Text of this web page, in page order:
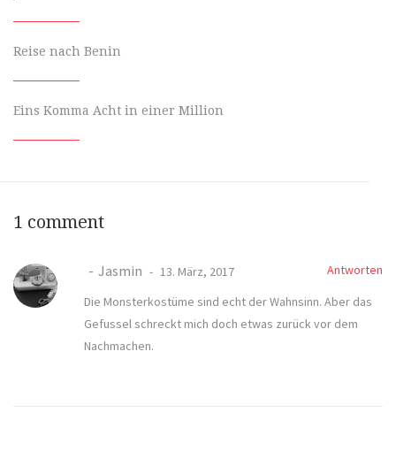
Reise nach Benin
Eins Komma Acht in einer Million
1 comment
Jasmin 13. März, 2017
Antworten
Die Monsterkostüme sind echt der Wahnsinn. Aber das
Gefussel schreckt mich doch etwas zurück vor dem
Nachmachen.